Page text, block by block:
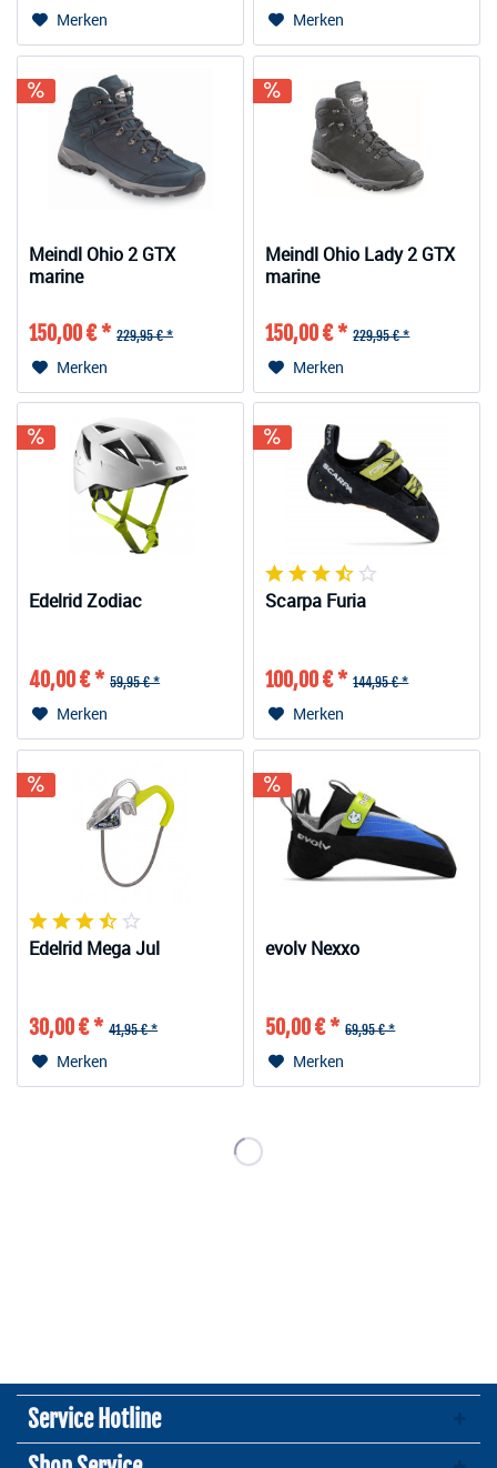
Merken Merken
Meindl Ohio 2 GTX
marine
150,00 € * 229,95 € *
Merken
Meindl Ohio Lady 2 GTX
marine
150,00 € * 229,95 € *
Merken
Edelrid Zodiac
40,00 € * 59,95 € *
Merken
Scarpa Furia
100,00 € * 144,95 € *
Merken
Edelrid Mega Jul
30,00 € * 41,95 € *
Merken
evolv Nexxo
50,00 € * 69,95 € *
Merken
Service Hotline